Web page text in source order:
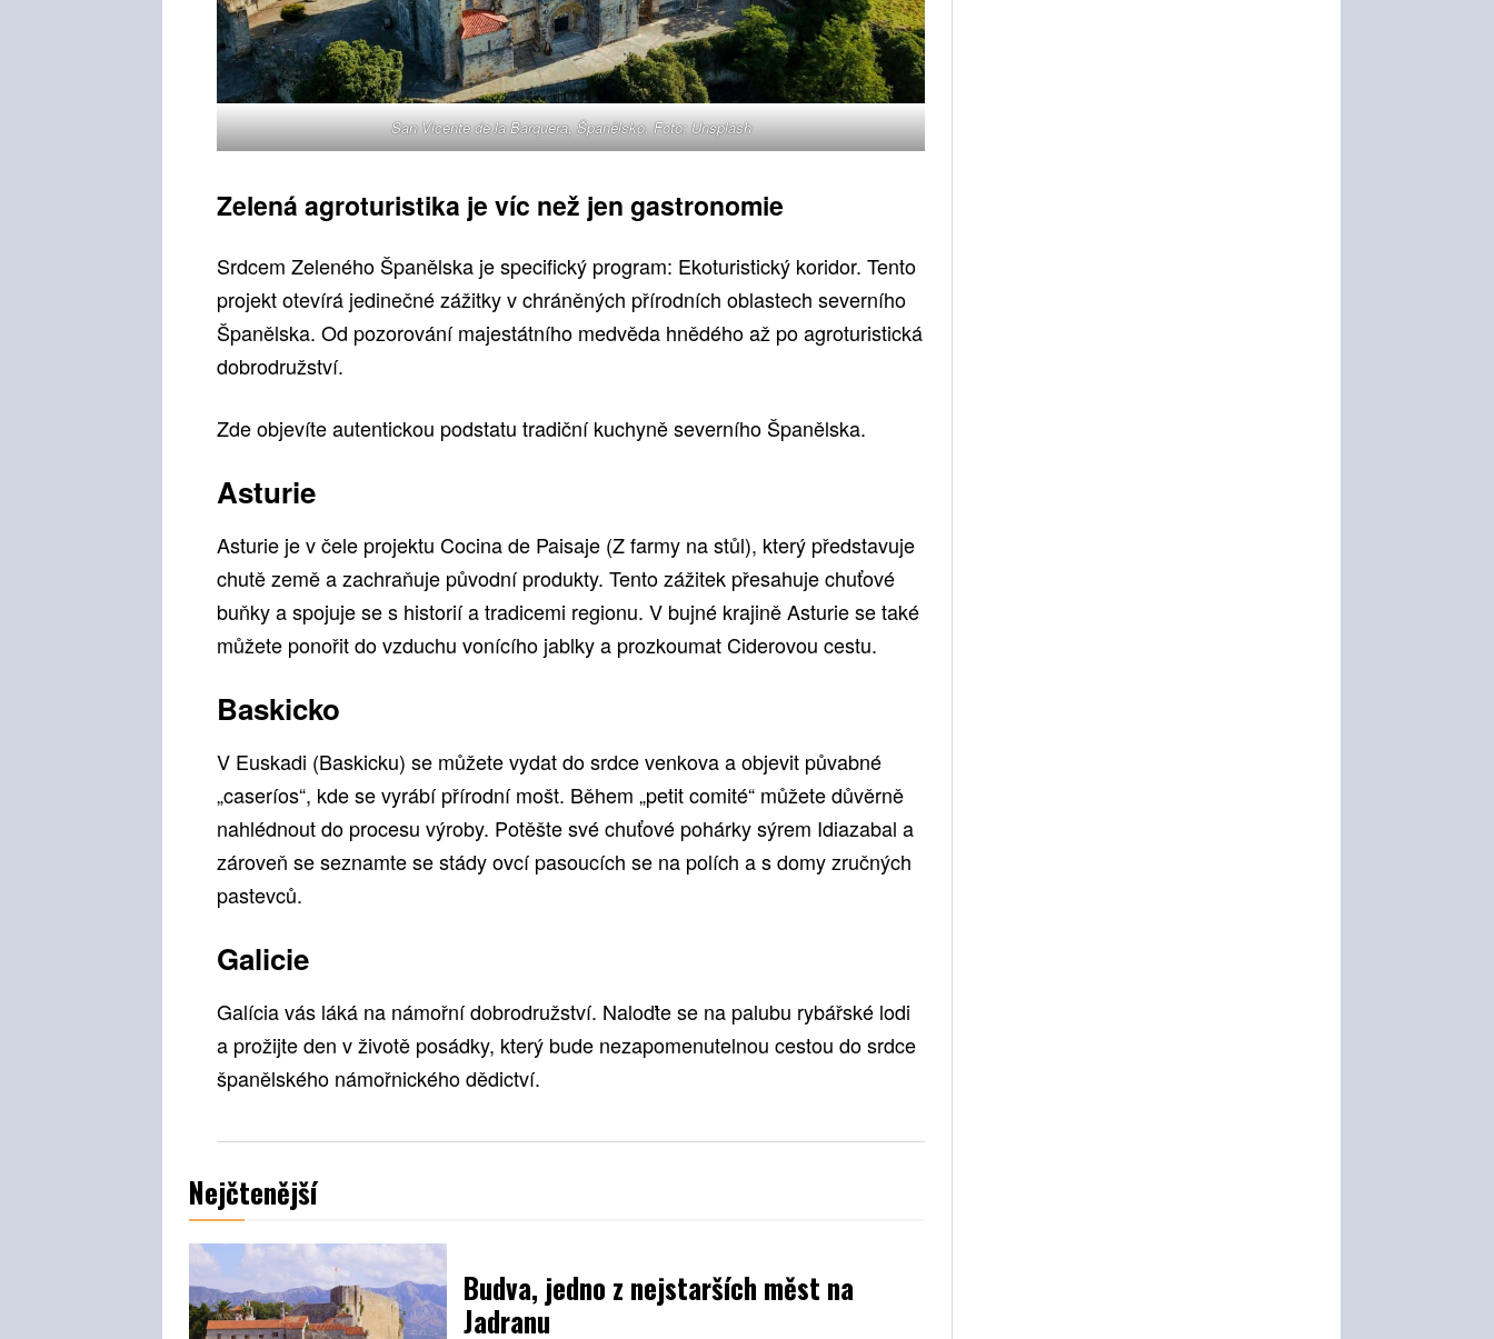
San Vicente de la Barquera, Španělsko. Foto: Unsplash
Zelená agroturistika je víc než jen gastronomie
Srdcem Zeleného Španělska je specifický program: Ekoturistický koridor. Tento
projekt otevírá jedinečné zážitky v chráněných přírodních oblastech severního
Španělska. Od pozorování majestátního medvěda hnědého až po agroturistická
dobrodružství.
Zde objevíte autentickou podstatu tradiční kuchyně severního Španělska.
Asturie
Asturie je v čele projektu Cocina de Paisaje (Z farmy na stůl), který představuje
chutě země a zachraňuje původní produkty. Tento zážitek přesahuje chuťové
buňky a spojuje se s historií a tradicemi regionu. V bujné krajině Asturie se také
můžete ponořit do vzduchu vonícího jablky a prozkoumat Ciderovou cestu.
Baskicko
V Euskadi (Baskicku) se můžete vydat do srdce venkova a objevit půvabné
„caseríos“, kde se vyrábí přírodní mošt. Během „petit comité“ můžete důvěrně
nahlédnout do procesu výroby. Potěšte své chuťové pohárky sýrem Idiazabal a
zároveň se seznamte se stády ovcí pasoucích se na polích a s domy zručných
pastevců.
Galicie
Galícia vás láká na námořní dobrodružství. Naloďte se na palubu rybářské lodi
a prožijte den v životě posádky, který bude nezapomenutelnou cestou do srdce
španělského námořnického dědictví.
Nejčtenější
Budva, jedno z nejstarších měst na
Jadranu